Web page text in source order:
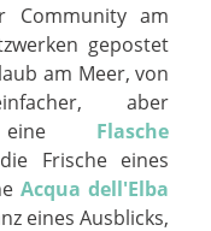
Community am
gepostet
am Meer, von
aber
eine Flasche
Frische eines
Acqua dell'Elba
eines Ausblicks,